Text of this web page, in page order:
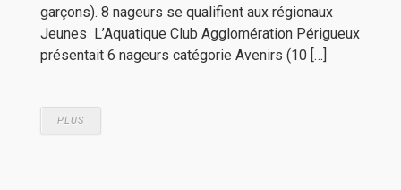
garçons). 8 nageurs se qualifient aux régionaux
Jeunes L’Aquatique Club Agglomération Périgueux
présentait 6 nageurs catégorie Avenirs (10 […]
PLUS